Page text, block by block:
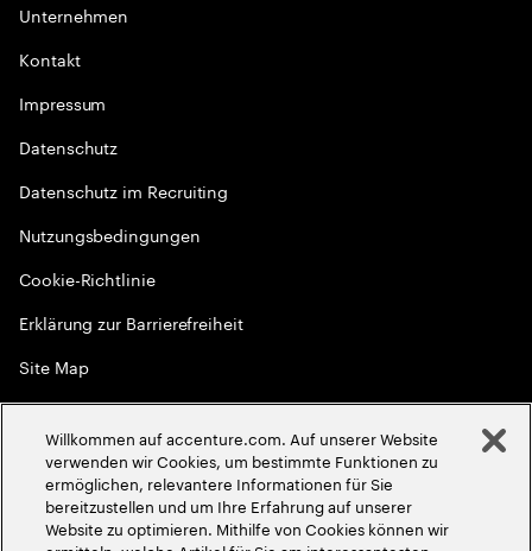
Unternehmen
Kontakt
Impressum
Datenschutz
Datenschutz im Recruiting
Nutzungsbedingungen
Cookie-Richtlinie
Erklärung zur Barrierefreiheit
Site Map
Globale Meritokratie
2026Accenture. Alle Rechte vorbehalten
Willkommen auf accenture.com. Auf unserer Website
verwenden wir Cookies, um bestimmte Funktionen zu
ermöglichen, relevantere Informationen für Sie
bereitzustellen und um Ihre Erfahrung auf unserer
Website zu optimieren. Mithilfe von Cookies können wir